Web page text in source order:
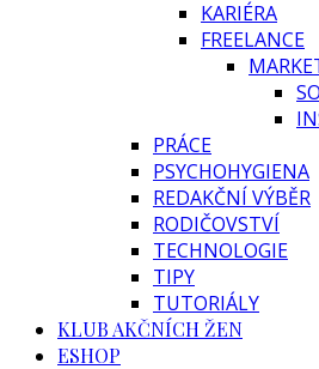
KARIÉRA
FREELANCE
PRÁCE
PSYCHOHYGIENA
REDAKČNÍ VÝBĚR
RODIČOVSTVÍ
TECHNOLOGIE
TIPY
TUTORIÁLY
KLUB AKČNÍCH ŽEN
ESHOP